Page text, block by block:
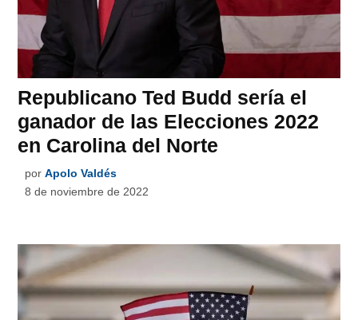
Republicano Ted Budd sería el
ganador de las Elecciones 2022
en Carolina del Norte
por Apolo Valdés
8 de noviembre de 2022